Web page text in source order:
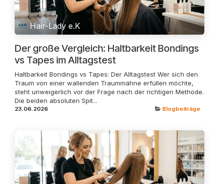
Hair-Lady e.K
Der große Vergleich: Haltbarkeit Bondings
vs Tapes im Alltagstest
Haltbarkeit Bondings vs Tapes: Der Alltagstest Wer sich den
Traum von einer wallenden Traummähne erfüllen möchte,
steht unweigerlich vor der Frage nach der richtigen Methode.
Die beiden absoluten Spit...
23.06.2026 Blogbeiträge